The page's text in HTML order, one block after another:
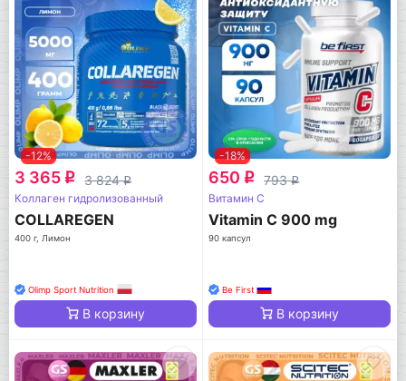
-12%
3 365 q 3 824q
Коллаген гидролизованный
COLLAREGEN
400 г, Лимон
Olimp Sport Nutrition
В корзину
-18%
650 q 793q
Витамин C
Vitamin C 900 mg
90 капсул
Be First
В корзину